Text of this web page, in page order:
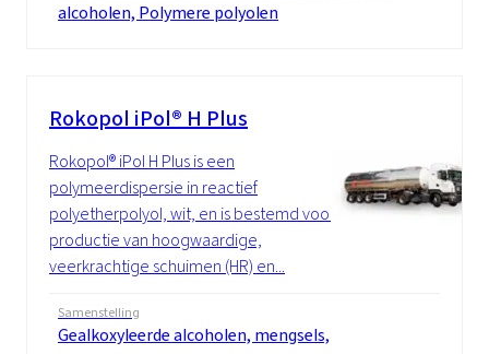
alcoholen, Polymere polyolen
Rokopol iPol® H Plus
Rokopol® iPol H Plus is een
polymeerdispersie in reactief
polyetherpolyol, wit, en is bestemd voor de
productie van hoogwaardige,
veerkrachtige schuimen (HR) en...
Samenstelling
Gealkoxyleerde alcoholen, mengsels,